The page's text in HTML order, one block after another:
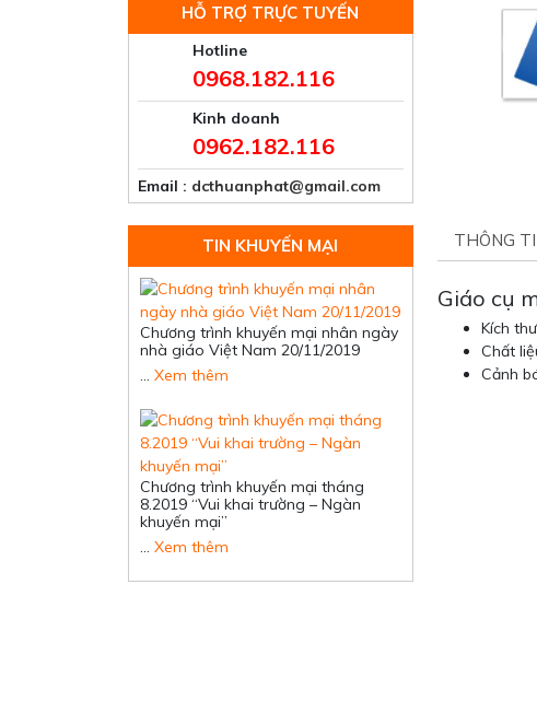
THÔNG
Giáo cụ
Kích
Chất
Cảnh
HỖ TRỢ TRỰC TUYẾN
Hotline
0968.182.116
Kinh doanh
0962.182.116
Email : dcthuanphat@gmail.com
TIN KHUYẾN MẠI
Chương trình khuyến mại nhân ngày
nhà giáo Việt Nam 20/11/2019
… Xem thêm
Chương trình khuyến mại tháng
8.2019 “Vui khai trường – Ngàn
khuyến mại”
… Xem thêm